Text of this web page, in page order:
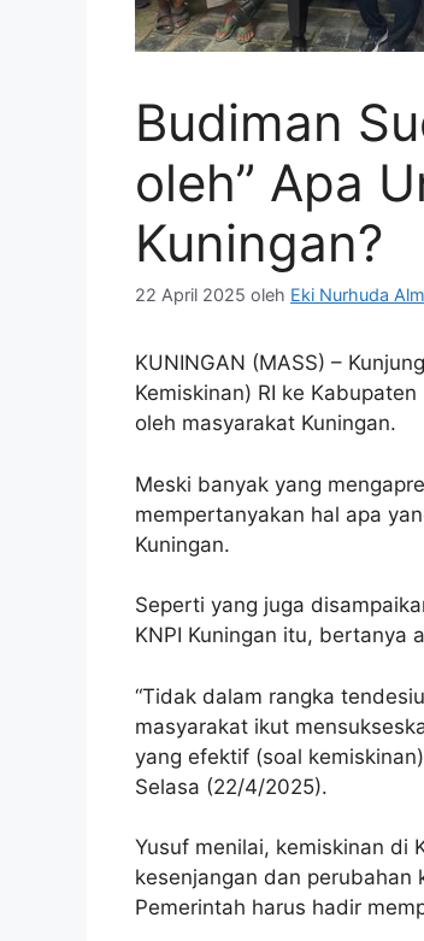
Budiman
oleh” Apa
Kuningan?
22 April 2025 oleh Eki Nurhuda
KUNINGAN (MASS) –
Kemiskinan) RI ke
oleh masyarakat Kuningan.
Meski banyak yang
mempertanyakan hal apa
Kuningan.
Seperti yang juga
KNPI Kuningan itu, bertanya
“Tidak dalam rangka
masyarakat ikut
yang efektif (soal
Selasa (22/4/2025).
Yusuf menilai, kemiskinan di
kesenjangan dan perubahan
Pemerintah harus hadir